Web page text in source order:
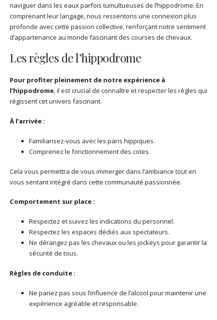
naviguer dans les eaux parfois tumultueuses de l’hippodrome. En
comprenant leur langage, nous ressentons une connexion plus
profonde avec cette passion collective, renforçant notre sentiment
d’appartenance au monde fascinant des courses de chevaux.
Les règles de l’hippodrome
Pour profiter pleinement de notre expérience à
l’hippodrome, il est crucial de connaître et respecter les règles qui
régissent cet univers fascinant.
À l’arrivée :
Familiarisez-vous avec les paris hippiques.
Comprenez le fonctionnement des cotes.
Cela vous permettra de vous immerger dans l’ambiance tout en
vous sentant intégré dans cette communauté passionnée.
Comportement sur place :
Respectez et suivez les indications du personnel.
Respectez les espaces dédiés aux spectateurs.
Ne dérangez pas les chevaux ou les jockeys pour garantir la
sécurité de tous.
Règles de conduite :
Ne pariez pas sous l’influence de l’alcool pour maintenir une
expérience agréable et responsable.